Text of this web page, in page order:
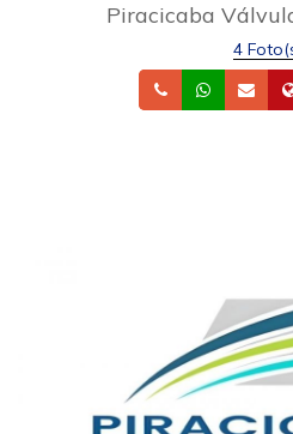
Piracicaba
4
Telefone